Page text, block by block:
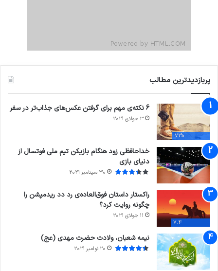
پربازدیدترین مطالب
71%
6 نکته‌ی مهم برای گرفتن عکس‌های جذاب‌تر در سفر
3 جولای 2021
خداحافظی زود هنگام بازیکن تیم ملی فوتسال از
دنیای بازی
30 سپتامبر 2021
7.4
راکستار داستان فوق‌العاده‌ی رد دد ریدمپشن را
چگونه روایت کرد؟
11 جولای 2021
نیمه شعبان، ولادت حضرت مهدی (عج)
20 نوامبر 2021